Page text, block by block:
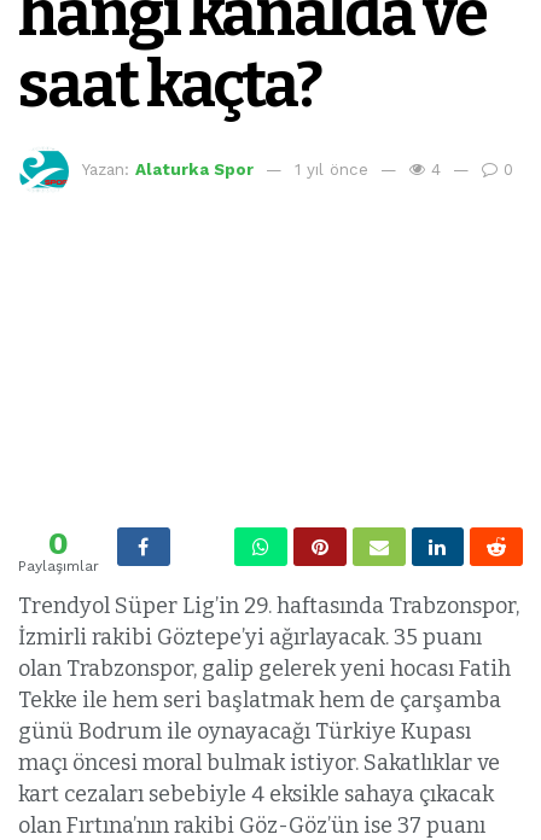
saat kaçta?
Yazan: Alaturka Spor 1 yıl önce 4 0
0
Paylaşımlar
Trendyol Süper Lig’in 29. haftasında Trabzonspor,
İzmirli rakibi Göztepe’yi ağırlayacak. 35 puanı
olan Trabzonspor, galip gelerek yeni hocası Fatih
Tekke ile hem seri başlatmak hem de çarşamba
günü Bodrum ile oynayacağı Türkiye Kupası
maçı öncesi moral bulmak istiyor. Sakatlıklar ve
kart cezaları sebebiyle 4 eksikle sahaya çıkacak
olan Fırtına’nın rakibi Göz-Göz’ün ise 37 puanı